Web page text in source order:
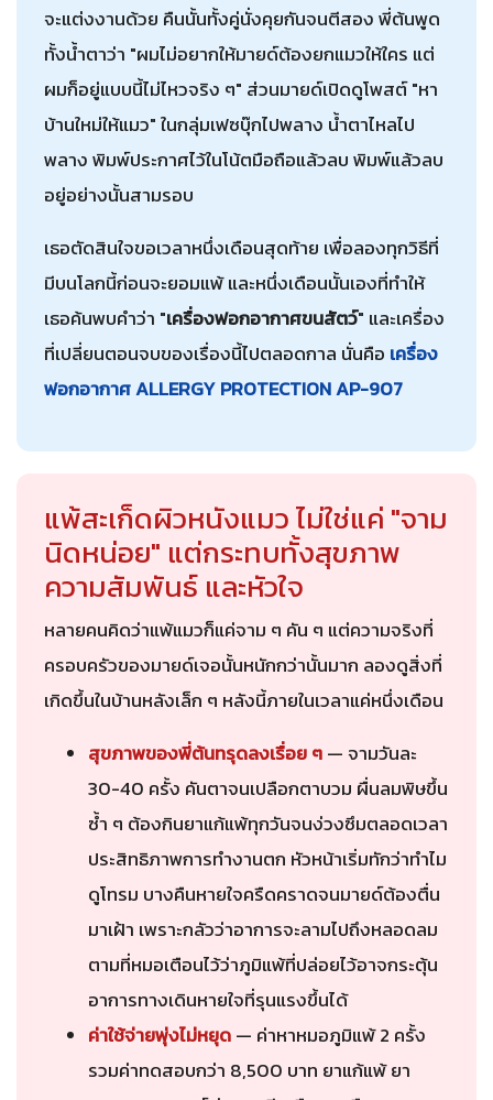
จะแต่งงานด้วย คืนนั้นทั้งคู่นั่งคุยกันจนตีสอง พี่ต้นพูด
ทั้งน้ำตาว่า "ผมไม่อยากให้มายด์ต้องยกแมวให้ใคร แต่
ผมก็อยู่แบบนี้ไม่ไหวจริง ๆ" ส่วนมายด์เปิดดูโพสต์ "หา
บ้านใหม่ให้แมว" ในกลุ่มเฟซบุ๊กไปพลาง น้ำตาไหลไป
พลาง พิมพ์ประกาศไว้ในโน้ตมือถือแล้วลบ พิมพ์แล้วลบ
อยู่อย่างนั้นสามรอบ
เธอตัดสินใจขอเวลาหนึ่งเดือนสุดท้าย เพื่อลองทุกวิธีที่
มีบนโลกนี้ก่อนจะยอมแพ้ และหนึ่งเดือนนั้นเองที่ทำให้
เธอค้นพบคำว่า "เครื่องฟอกอากาศขนสัตว์" และเครื่อง
ที่เปลี่ยนตอนจบของเรื่องนี้ไปตลอดกาล นั่นคือ เครื่อง
ฟอกอากาศ ALLERGY PROTECTION AP-907
แพ้สะเก็ดผิวหนังแมว ไม่ใช่แค่ "จาม
นิดหน่อย" แต่กระทบทั้งสุขภาพ
ความสัมพันธ์ และหัวใจ
หลายคนคิดว่าแพ้แมวก็แค่จาม ๆ คัน ๆ แต่ความจริงที่
ครอบครัวของมายด์เจอนั้นหนักกว่านั้นมาก ลองดูสิ่งที่
เกิดขึ้นในบ้านหลังเล็ก ๆ หลังนี้ภายในเวลาแค่หนึ่งเดือน
สุขภาพของพี่ต้นทรุดลงเรื่อย ๆ— จามวันละ
30-40 ครั้ง คันตาจนเปลือกตาบวม ผื่นลมพิษขึ้น
ซ้ำ ๆ ต้องกินยาแก้แพ้ทุกวันจนง่วงซึมตลอดเวลา
ประสิทธิภาพการทำงานตก หัวหน้าเริ่มทักว่าทำไม
ดูโทรม บางคืนหายใจครืดคราดจนมายด์ต้องตื่น
มาเฝ้า เพราะกลัวว่าอาการจะลามไปถึงหลอดลม
ตามที่หมอเตือนไว้ว่าภูมิแพ้ที่ปล่อยไว้อาจกระตุ้น
อาการทางเดินหายใจที่รุนแรงขึ้นได้
ค่าใช้จ่ายพุ่งไม่หยุด— ค่าหาหมอภูมิแพ้ 2 ครั้ง
รวมค่าทดสอบกว่า 8,500 บาท ยาแก้แพ้ ยา